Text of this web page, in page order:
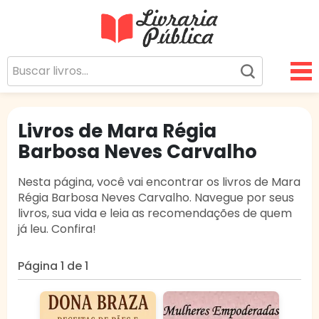
Sua Biblioteca Virtual Gratuita
Livros de Mara Régia
Barbosa Neves Carvalho
Nesta página, você vai encontrar os livros de Mara
Régia Barbosa Neves Carvalho. Navegue por seus
livros, sua vida e leia as recomendações de quem
já leu. Confira!
Página 1 de 1